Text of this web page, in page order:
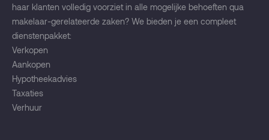
haar klanten volledig voorziet in alle mogelijke behoeften qua
makelaar-gerelateerde zaken? We bieden je een compleet
dienstenpakket:
Verkopen
Aankopen
Hypotheekadvies
Taxaties
Verhuur